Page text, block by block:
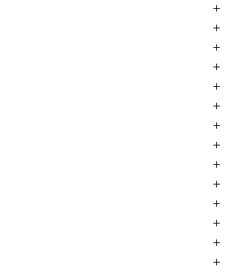
+
+
+
+
+
+
+
+
+
+
+
+
+
+